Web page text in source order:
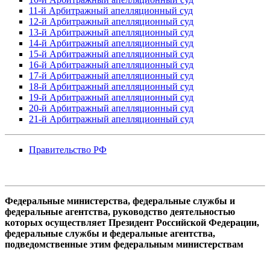
11-й Арбитражный апелляционный суд
12-й Арбитражный апелляционный суд
13-й Арбитражный апелляционный суд
14-й Арбитражный апелляционный суд
15-й Арбитражный апелляционный суд
16-й Арбитражный апелляционный суд
17-й Арбитражный апелляционный суд
18-й Арбитражный апелляционный суд
19-й Арбитражный апелляционный суд
20-й Арбитражный апелляционный суд
21-й Арбитражный апелляционный суд
Правительство РФ
Федеральные министерства, федеральные службы и
федеральные агентства, руководство деятельностью
которых осуществляет Президент Российской Федерации,
федеральные службы и федеральные агентства,
подведомственные этим федеральным министерствам